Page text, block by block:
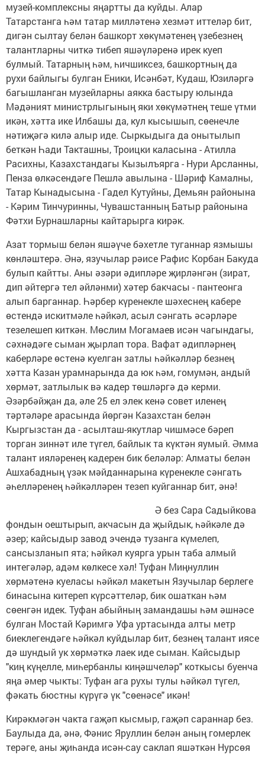
музей-комплексны яңартты да куйды. Алар
Татарстанга һәм татар милләтенә хезмәт иттеләр бит,
дигән сылтау белән башкорт хөкүмәтенең үзебезнең
талантларны читкә тибеп яшәүләренә ирек куеп
булмый. Татарның һәм, һичшиксез, башкортның да
рухи байлыгы булган Еники, Исәнбәт, Кудаш, Юзиләргә
багышланган музейларны аякка бастыру юлында
Мәдәният министрлыгының яки хөкүмәтнең теше үтми
икән, хәтта ике Илбашы да, кул кысышып, сөенечле
нәтиҗәгә килә алыр иде. Сыркыдыга да онытылып
беткән Һади Такташны, Троицки каласына - Атилла
Расихны, Казахстандагы Кызылъярга - Нури Арсланны,
Пенза өлкәсендәге Пешлә авылына - Шәриф Камалны,
Татар Кынадысына - Гадел Кутуйны, Демьян районына
- Кәрим Тинчуринны, Чувашстанның Батыр районына
Фәтхи Бурнашларны кайтарырга кирәк.
Азат тормыш белән яшәүче бәхетле туганнар язмышы
көнләштерә. Әнә, язучылар рәисе Рафис Корбан Бакуда
булып кайтты. Аны әзәри әдипләре җирләнгән (зират,
дип әйтергә тел әйләнми) хәтер бакчасы - пантеонга
алып барганнар. Һәрбер күренекле шәхеснең кабере
өстендә искитмәле һәйкәл, асыл сәнгать әсәрләре
тезелешеп киткән. Мөслим Могамаев исән чагындагы,
сәхнәдәге сыман җырлап тора. Вафат әдипләрнең
каберләре өстенә куелган затлы һәйкәлләр безнең
хәтта Казан урамнарында да юк һәм, гомумән, андый
хөрмәт, затлылык вә кадер төшләргә дә керми.
Әзәрбәйҗан да, әле 25 ел элек кенә совет иленең
тәртәләре арасында йөргән Казахстан белән
Кыргызстан да - асылташ-якутлар чишмәсе бәреп
торган зиннәт иле түгел, байлык та күктән яумый. Әмма
талант ияләренең кадерен бик беләләр: Алматы белән
Ашхабадның үзәк мәйданнарына күренекле сәнгать
әһелләренең һәйкәлләрен тезеп куйганнар бит, әнә!
Ә без Сара Садыйкова
фондын оештырып, акчасын да җыйдык, һәйкәле дә
әзер; кайсыдыр завод эчендә тузанга күмелеп,
сансызланып ята; һәйкәл куярга урын таба алмый
интегәләр, адәм көлкесе хәл! Туфан Миңнуллин
хөрмәтенә куеласы һәйкәл макетын Язучылар берлеге
бинасына китереп күрсәттеләр, бик ошаткан һәм
сөенгән идек. Туфан абыйның замандашы һәм әшнәсе
булган Мостай Кәримгә Уфа уртасында алты метр
биеклегендәге һәйкәл куйдылар бит, безнең талант иясе
дә шундый ук хөрмәткә лаек иде сыман. Кайсыдыр
"киң күңелле, миһербанлы киңәшчеләр" коткысы буенча
яңа әмер чыкты: Туфан ага рухы тулы һәйкәл түгел,
фәкать бюстны күрүгә үк "сөенәсе" икән!
Кирәкмәгән чакта гаҗәп кысмыр, гаҗәп сараннар без.
Баулыда да, әнә, Фәнис Яруллин белән аның гомерлек
терәге, аны җиһанда исән-сау саклап яшәткән Нурсөя